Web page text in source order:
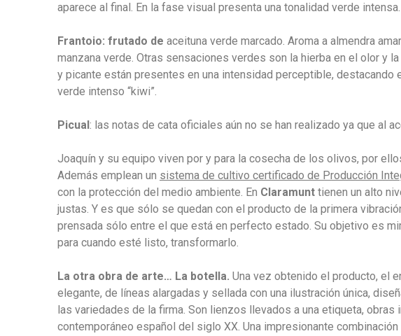
aparece al final. En la fase visual presenta una tonalidad verde intensa.
Frantoio: frutado de aceituna verde marcado. Aroma a almendra
manzana verde. Otras sensaciones verdes son la hierba en el olor y
y picante están presentes en una intensidad perceptible, destacando
verde intenso “kiwi”.
Picual: las notas de cata oficiales aún no se han realizado ya que al
Joaquín y su equipo viven por y para la cosecha de los olivos, por
Además emplean un sistema de cultivo certificado de Producción
con la protección del medio ambiente. En Claramunt tienen un alto
justas. Y es que sólo se quedan con el producto de la primera
prensada sólo entre el que está en perfecto estado. Su objetivo es
para cuando esté listo, transformarlo.
La otra obra de arte… La botella. Una vez obtenido el producto, el
elegante, de líneas alargadas y sellada con una ilustración única,
las variedades de la firma. Son lienzos llevados a una etiqueta,
contemporáneo español del siglo XX. Una impresionante